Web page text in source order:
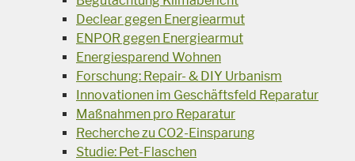
Declear gegen Energiearmut
ENPOR gegen Energiearmut
Energiesparend Wohnen
Forschung: Repair- & DIY Urbanism
Innovationen im Geschäftsfeld Reparatur
Maßnahmen pro Reparatur
Recherche zu CO2-Einsparung
Studie: Pet-Flaschen